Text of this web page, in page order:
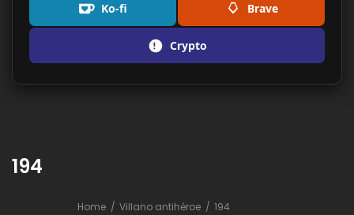
Ko-fi Brave
Crypto
194
Home Villano antihéroe 194